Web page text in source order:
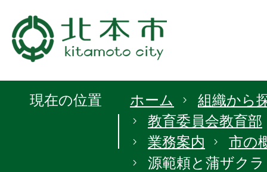
現在の位置 ホーム
組織から
教育委員会教育部
業務案内
市の
源範頼と蒲ザクラ